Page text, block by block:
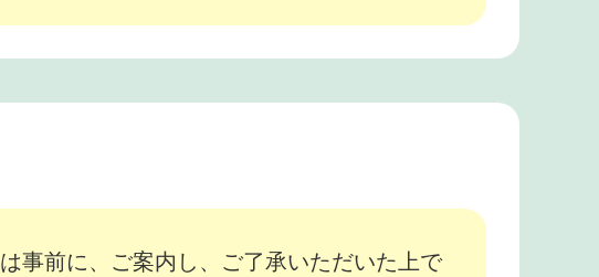
事前に、ご案内し、ご了承いただいた上で